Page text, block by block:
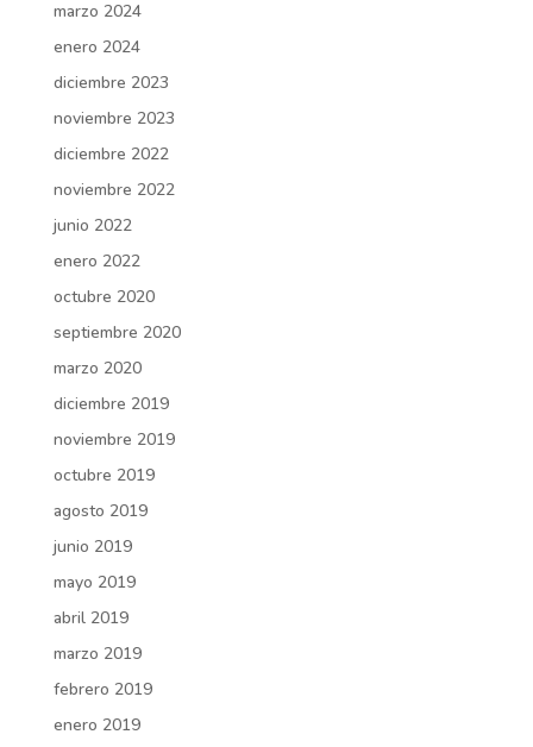
marzo 2024
enero 2024
diciembre 2023
noviembre 2023
diciembre 2022
noviembre 2022
junio 2022
enero 2022
octubre 2020
septiembre 2020
marzo 2020
diciembre 2019
noviembre 2019
octubre 2019
agosto 2019
junio 2019
mayo 2019
abril 2019
marzo 2019
febrero 2019
enero 2019